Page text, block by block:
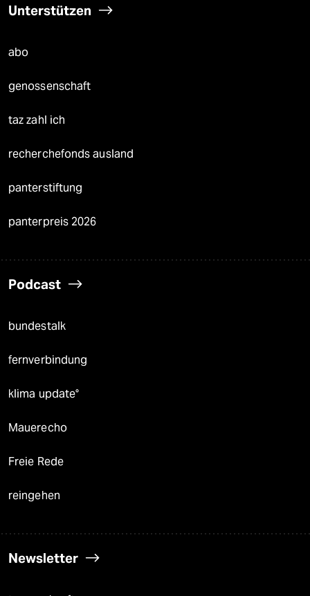
Unterstützen
abo
genossenschaft
taz zahl ich
recherchefonds ausland
panterstiftung
panterpreis 2026
Podcast
bundestalk
fernverbindung
klima update°
Mauerecho
Freie Rede
reingehen
Newsletter